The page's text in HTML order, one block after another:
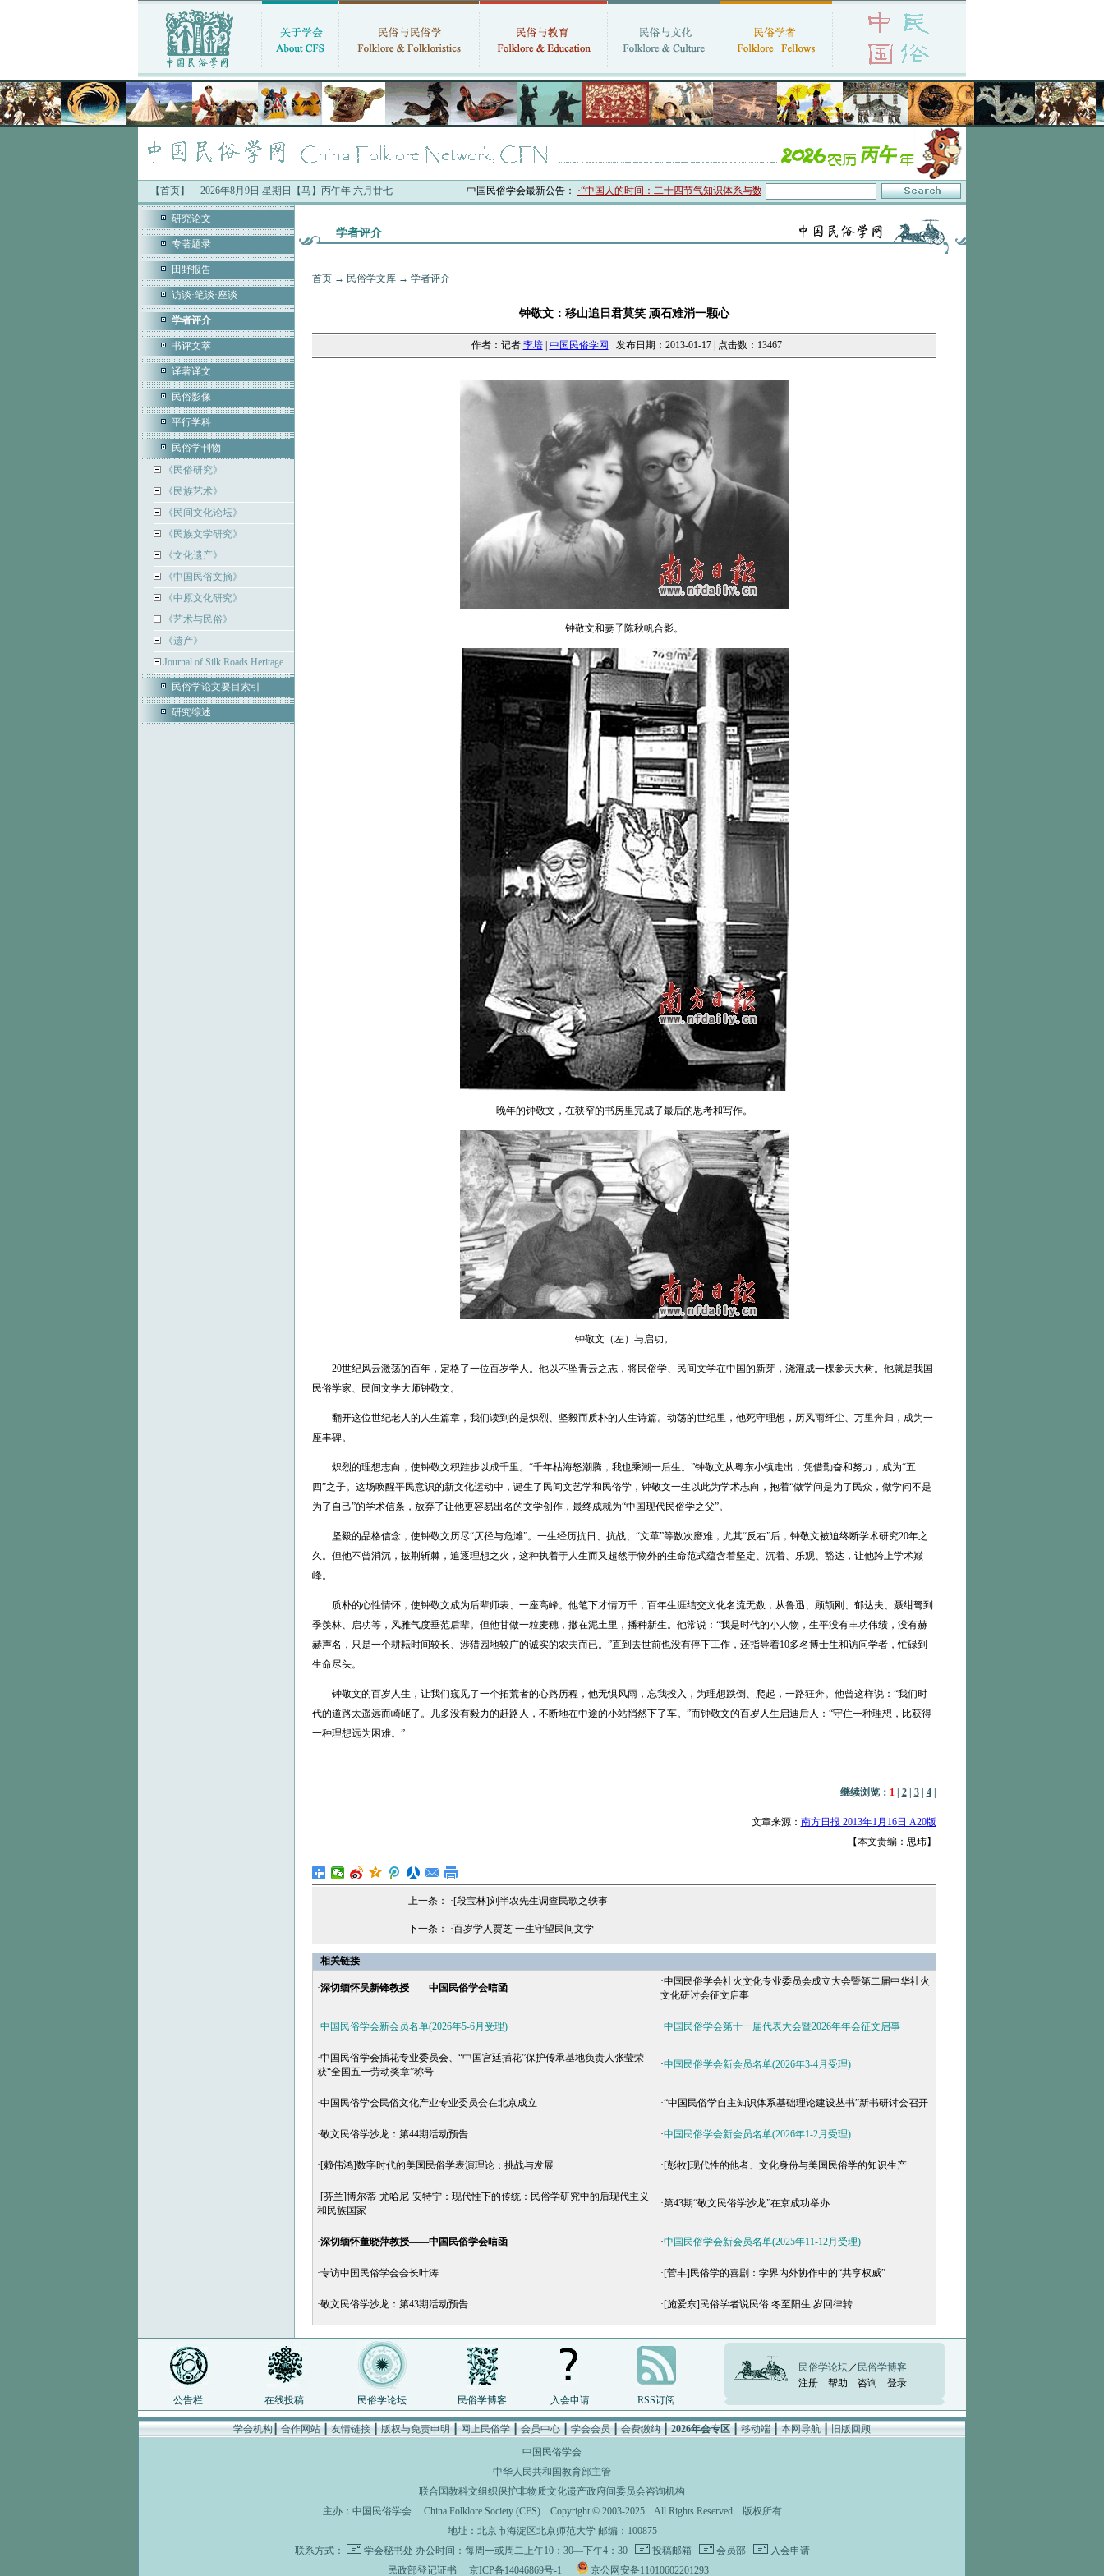
【首页】 2026年8月9日 星期日【马】丙午年 六月廿七 中国民俗学会最新公告：·“中国人的时间：二十四节气知识体系与数字叙事”研讨会在京召开 ·中国民俗学会第十一届代表大会暨2026年年会征文启事
研究论文
专著题录
田野报告
访谈·笔谈·座谈
学者评介
书评文萃
译著译文
民俗影像
平行学科
民俗学刊物
《民俗研究》
《民族艺术》
《民间文化论坛》
《民族文学研究》
《文化遗产》
《中国民俗文摘》
《中原文化研究》
《艺术与民俗》
《遗产》
Journal of Silk Roads Heritage
民俗学论文要目索引
研究综述
学者评介
首页→ 民俗学文库→ 学者评介
钟敬文：移山追日君莫笑 顽石难消一颗心
作者：记者 李培| 中国民俗学网 发布日期：2013-01-17 | 点击数：13467
钟敬文和妻子陈秋帆合影。
晚年的钟敬文，在狭窄的书房里完成了最后的思考和写作。
钟敬文（左）与启功。
20世纪风云激荡的百年，定格了一位百岁学人。他以不坠青云之志，将民俗学、民间文学在中国的新芽，浇灌成一棵参天大树。他就是我国
民俗学家、民间文学大师钟敬文。
翻开这位世纪老人的人生篇章，我们读到的是炽烈、坚毅而质朴的人生诗篇。动荡的世纪里，他死守理想，历风雨纤尘、万里奔归，成为一
座丰碑。
炽烈的理想志向，使钟敬文积跬步以成千里。“千年枯海怒潮腾，我也乘潮一后生。”钟敬文从粤东小镇走出，凭借勤奋和努力，成为“五
四”之子。这场唤醒平民意识的新文化运动中，诞生了民间文艺学和民俗学，钟敬文一生以此为学术志向，抱着“做学问是为了民众，做学问不是
为了自己”的学术信条，放弃了让他更容易出名的文学创作，最终成就为“中国现代民俗学之父”。
坚毅的品格信念，使钟敬文历尽“仄径与危滩”。一生经历抗日、抗战、“文革”等数次磨难，尤其“反右”后，钟敬文被迫终断学术研究20年之
久。但他不曾消沉，披荆斩棘，追逐理想之火，这种执着于人生而又超然于物外的生命范式蕴含着坚定、沉着、乐观、豁达，让他跨上学术巅
峰。
质朴的心性情怀，使钟敬文成为后辈师表、一座高峰。他笔下才情万千，百年生涯结交文化名流无数，从鲁迅、顾颉刚、郁达夫、聂绀弩到
季羡林、启功等，风雅气度垂范后辈。但他甘做一粒麦穗，撒在泥土里，播种新生。他常说：“我是时代的小人物，生平没有丰功伟绩，没有赫
赫声名，只是一个耕耘时间较长、涉猎园地较广的诚实的农夫而已。”直到去世前也没有停下工作，还指导着10多名博士生和访问学者，忙碌到
生命尽头。
钟敬文的百岁人生，让我们窥见了一个拓荒者的心路历程，他无惧风雨，忘我投入，为理想跌倒、爬起，一路狂奔。他曾这样说：“我们时
代的道路太遥远而崎岖了。几多没有毅力的赶路人，不断地在中途的小站悄然下了车。”而钟敬文的百岁人生启迪后人：“守住一种理想，比获得
一种理想远为困难。”
继续浏览： 1| 2| 3| 4|
文章来源： 南方日报 2013年1月16日 A20版
【本文责编：思玮】
上一条： ·[段宝林]刘半农先生调查民歌之轶事
下一条： ·百岁学人贾芝 一生守望民间文学
相关链接
·深切缅怀吴新锋教授——中国民俗学会唁函
·中国民俗学会社火文化专业委员会成立大会暨第二届中华社火
文化研讨会征文启事
·中国民俗学会新会员名单(2026年5-6月受理) ·中国民俗学会第十一届代表大会暨2026年年会征文启事
·中国民俗学会插花专业委员会、“中国宫廷插花”保护传承基地负责人张莹荣
获“全国五一劳动奖章”称号
·中国民俗学会新会员名单(2026年3-4月受理)
·中国民俗学会民俗文化产业专业委员会在北京成立 ·“中国民俗学自主知识体系基础理论建设丛书”新书研讨会召开
·敬文民俗学沙龙：第44期活动预告 ·中国民俗学会新会员名单(2026年1-2月受理)
·[赖伟鸿]数字时代的美国民俗学表演理论：挑战与发展 ·[彭牧]现代性的他者、文化身份与美国民俗学的知识生产
·[芬兰]博尔蒂·尤哈尼·安特宁：现代性下的传统：民俗学研究中的后现代主义
和民族国家
·第43期“敬文民俗学沙龙”在京成功举办
·深切缅怀董晓萍教授——中国民俗学会唁函 ·中国民俗学会新会员名单(2025年11-12月受理)
·专访中国民俗学会会长叶涛 ·[菅丰]民俗学的喜剧：学界内外协作中的“共享权威”
·敬文民俗学沙龙：第43期活动预告 ·[施爱东]民俗学者说民俗 冬至阳生 岁回律转
公告栏 在线投稿 民俗学论坛 民俗学博客 入会申请 RSS订阅
民俗学论坛／ 民俗学博客
注册
帮助 咨询 登录
学会机构┃合作网站┃友情链接┃版权与免责申明┃网上民俗学┃会员中心┃学会会员┃会费缴纳┃2026年会专区┃移动端┃本网导航┃旧版回顾
中国民俗学会
中华人民共和国教育部主管
联合国教科文组织保护非物质文化遗产政府间委员会咨询机构
主办： 中国民俗学会 China Folklore Society (CFS)Copyright © 2003-2025 All Rights Reserved 版权所有
地址：北京市海淀区北京师范大学 邮编：100875
联系方式：
学会秘书处 办公时间：每周一或周二上午10：30—下午4：30 投稿邮箱 会员部
入会申请
民政部登记证书
京ICP备14046869号-1 京公网安备11010602201293